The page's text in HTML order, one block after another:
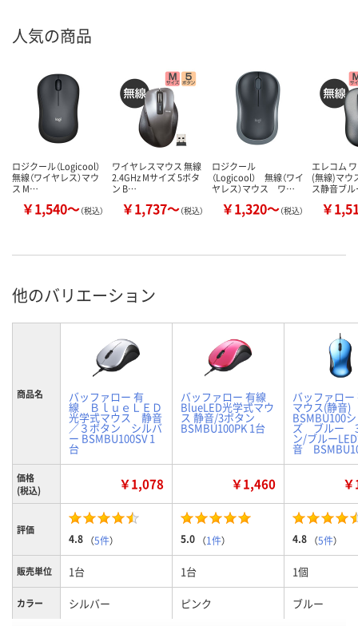
人気の商品
ロジクール（Logicool）
無線（ワイヤレス）マウ
ス M…
￥1,540～（税込）
ワイヤレスマウス 無線
2.4GHz Mサイズ 5ボタ
ン B…
￥1,737～（税込）
ロジクール
（Logicool） 無線（ワイ
ヤレス）マウス ワ…
￥1,320～（税込）
エレコム
(無線)マウ
ス静音ブ
￥
他のバリエーション
商品名 バッファロー 有
線 ＢｌｕｅＬＥＤ
光学式マウス 静音
／３ボタン シルバ
ー BSMBU100SV 1
台
バッファロー 有線
BlueLED光学式マウ
ス 静音/3ボタン
BSMBU100PK 1台
バッファロー
マウス(静
BSMBU100
ズ ブルー
ン/ブルー
音
価格
(税込)
￥1,078 ￥1,460
評価
4.8 （5件） 5.0 （1件） 4.8 （5件）
販売単位 1台 1台 1個
カラー シルバー ピンク ブルー